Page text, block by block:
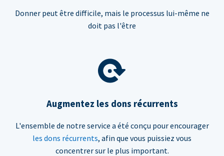
Donner peut être difficile, mais le processus lui-même ne
doit pas l'être
Augmentez les dons récurrents
L'ensemble de notre service a été conçu pour encourager
les dons récurrents, afin que vous puissiez vous
concentrer sur le plus important.